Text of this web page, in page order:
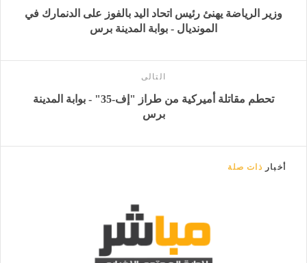
وزير الرياضة يهنئ رئيس اتحاد اليد بالفوز على الدنمارك في
المونديال - بوابة المدينة برس
التالى
تحطم مقاتلة أميركية من طراز "إف-35" - بوابة المدينة
برس
أخبار ذات صلة